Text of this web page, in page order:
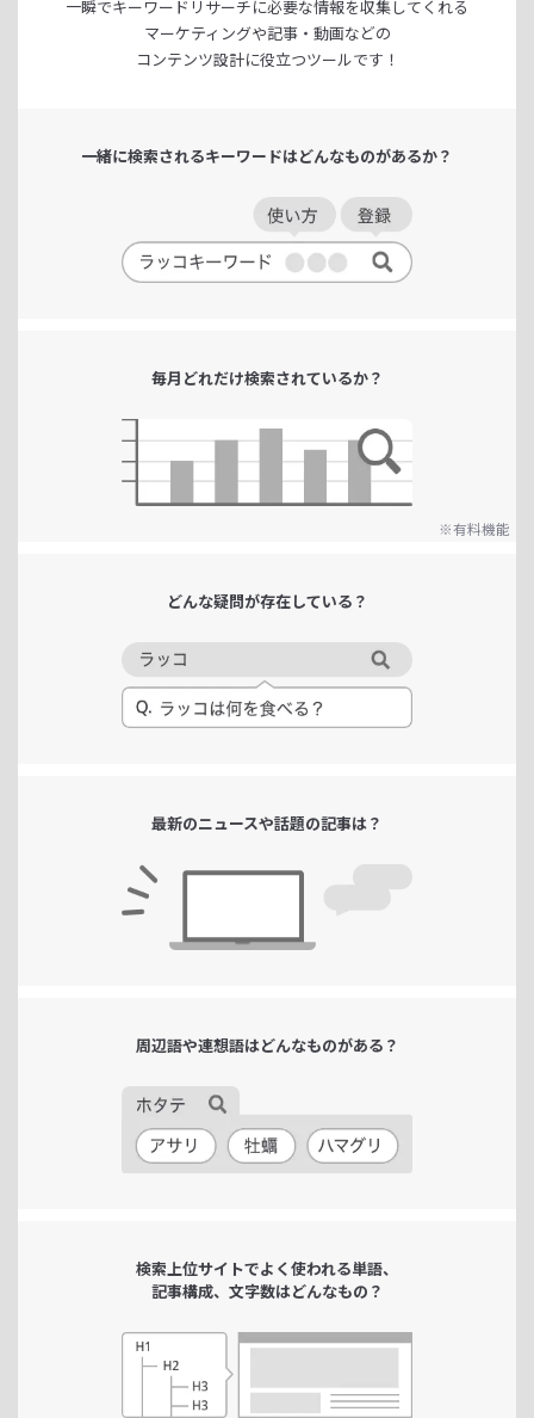
一瞬でキーワードリサーチに必要な情報を収集してくれる
マーケティングや記事・動画などの
コンテンツ設計に役立つツールです！
一緒に検索されるキーワードはどんなものがあるか？
毎月どれだけ検索されているか？
※有料機能
どんな疑問が存在している？
最新のニュースや話題の記事は？
周辺語や連想語はどんなものがある？
検索上位サイトでよく使われる単語、
記事構成、文字数はどんなもの？